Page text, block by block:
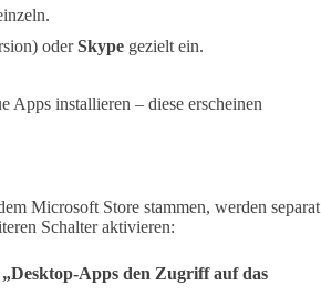
oderSkype gezielt ein.
Apps installieren – diese erscheinen
Microsoft Store stammen, werden separat
Schalter aktivieren:
„Desktop-Apps den Zugriff auf das